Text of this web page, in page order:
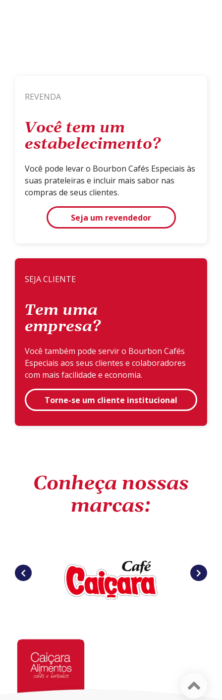
REVENDA
Você tem um
estabelecimento?
Você pode levar o Bourbon Cafés Especiais às
suas prateleiras e incluir mais sabor nas
compras de seus clientes.
Seja um revendedor
SEJA CLIENTE
Tem uma
empresa?
Você também pode servir o Bourbon Cafés
Especiais aos seus clientes e colaboradores
com mais facilidade e economia.
Torne-se um cliente institucional
Conheça nossas
marcas: